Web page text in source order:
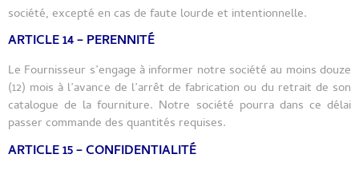
société, excepté en cas de faute lourde et intentionnelle.
ARTICLE 14 – PERENNITÉ
Le Fournisseur s’engage à informer notre société au moins douze
(12) mois à l’avance de l’arrêt de fabrication ou du retrait de son
catalogue de la fourniture. Notre société pourra dans ce délai
passer commande des quantités requises.
ARTICLE 15 – CONFIDENTIALITÉ